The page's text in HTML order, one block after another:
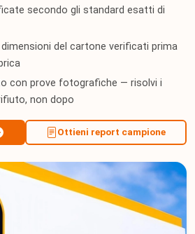
secondo gli standard esatti di
dimensioni del cartone verificati prima
con prove fotografiche — risolvi i
non dopo
Ottieni report campione